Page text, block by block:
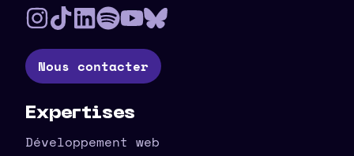
Nous contacter
Expertises
Développement web